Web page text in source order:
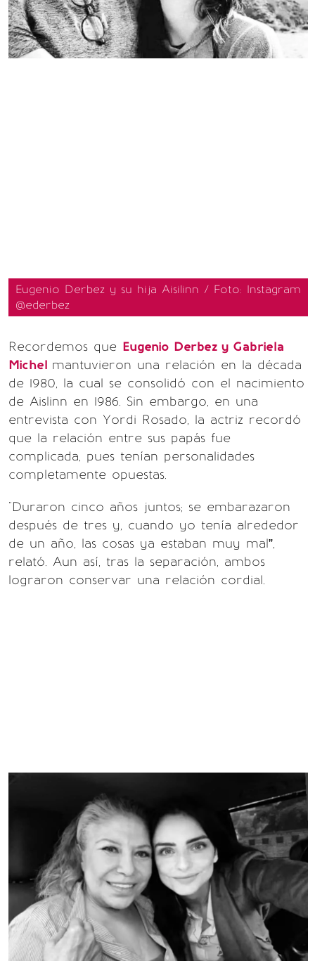
Eugenio Derbez y su hija Aisilinn / Foto: Instagram
@ederbez
Recordemos que Eugenio Derbez y Gabriela
Michel mantuvieron una relación en la década
de 1980, la cual se consolidó con el nacimiento
de Aislinn en 1986. Sin embargo, en una
entrevista con Yordi Rosado, la actriz recordó
que la relación entre sus papás fue
complicada, pues tenían personalidades
completamente opuestas.
"Duraron cinco años juntos; se embarazaron
después de tres y, cuando yo tenía alrededor
de un año, las cosas ya estaban muy mal”,
relató. Aun así, tras la separación, ambos
lograron conservar una relación cordial.